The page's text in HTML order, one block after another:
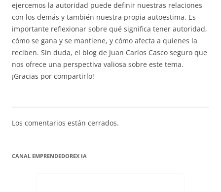
ejercemos la autoridad puede definir nuestras relaciones
con los demás y también nuestra propia autoestima. Es
importante reflexionar sobre qué significa tener autoridad,
cómo se gana y se mantiene, y cómo afecta a quienes la
reciben. Sin duda, el blog de Juan Carlos Casco seguro que
nos ofrece una perspectiva valiosa sobre este tema.
¡Gracias por compartirlo!
Los comentarios están cerrados.
CANAL EMPRENDEDOREX IA